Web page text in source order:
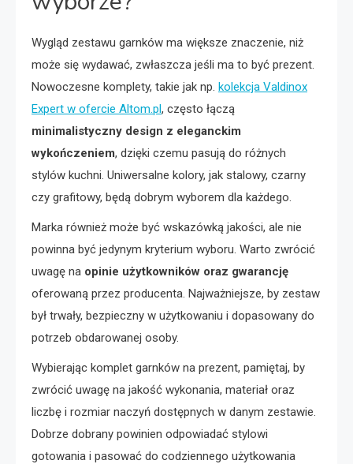
Wygląd zestawu garnków ma większe znaczenie, niż
może się wydawać, zwłaszcza jeśli ma to być prezent.
Nowoczesne komplety, takie jak np. kolekcja Valdinox
Expert w ofercie Altom.pl, często łączą
minimalistyczny design z eleganckim
wykończeniem, dzięki czemu pasują do różnych
stylów kuchni. Uniwersalne kolory, jak stalowy, czarny
czy grafitowy, będą dobrym wyborem dla każdego.
Marka również może być wskazówką jakości, ale nie
powinna być jedynym kryterium wyboru. Warto zwrócić
uwagę na opinie użytkowników oraz gwarancję
oferowaną przez producenta. Najważniejsze, by zestaw
był trwały, bezpieczny w użytkowaniu i dopasowany do
potrzeb obdarowanej osoby.
Wybierając komplet garnków na prezent, pamiętaj, by
zwrócić uwagę na jakość wykonania, materiał oraz
liczbę i rozmiar naczyń dostępnych w danym zestawie.
Dobrze dobrany powinien odpowiadać stylowi
gotowania i pasować do codziennego użytkowania